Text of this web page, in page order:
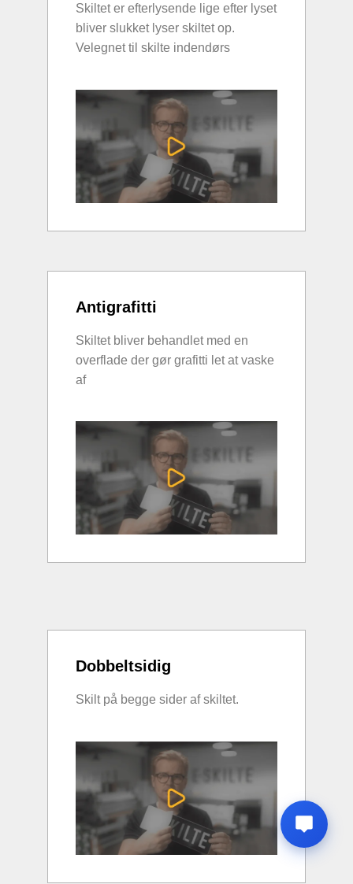
Skiltet er efterlysende lige efter lyset
bliver slukket lyser skiltet op.
Velegnet til skilte indendørs
Antigrafitti
Skiltet bliver behandlet med en
overflade der gør grafitti let at vaske
af
Dobbeltsidig
Skilt på begge sider af skiltet.